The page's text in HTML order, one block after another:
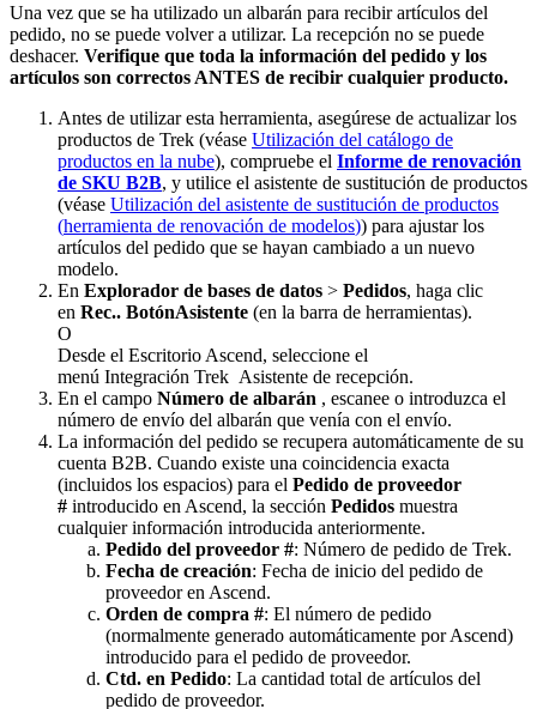
Una vez que se ha utilizado un albarán para recibir artículos del
pedido, no se puede volver a utilizar. La recepción no se puede
deshacer. Verifique que toda la información del pedido y los
artículos son correctos ANTES de recibir cualquier producto.
Antes de utilizar esta herramienta, asegúrese de actualizar los
productos de Trek (véase Utilización del catálogo de
productos en la nube), compruebe el Informe de renovación
de SKU B2B, y utilice el asistente de sustitución de productos
(véase Utilización del asistente de sustitución de productos
(herramienta de renovación de modelos)) para ajustar los
artículos del pedido que se hayan cambiado a un nuevo
modelo.
En Explorador de bases de datos > Pedidos, haga clic
en Rec.. BotónAsistente (en la barra de herramientas).
O
Desde el Escritorio Ascend, seleccione el
menú Integración Trek Asistente de recepción.
En el campo Número de albarán , escanee o introduzca el
número de envío del albarán que venía con el envío.
La información del pedido se recupera automáticamente de su
cuenta B2B. Cuando existe una coincidencia exacta
(incluidos los espacios) para el Pedido de proveedor
# introducido en Ascend, la sección Pedidos muestra
cualquier información introducida anteriormente.
Pedido del proveedor #: Número de pedido de Trek.
Fecha de creación: Fecha de inicio del pedido de
proveedor en Ascend.
Orden de compra #: El número de pedido
(normalmente generado automáticamente por Ascend)
introducido para el pedido de proveedor.
Ctd. en Pedido: La cantidad total de artículos del
pedido de proveedor.